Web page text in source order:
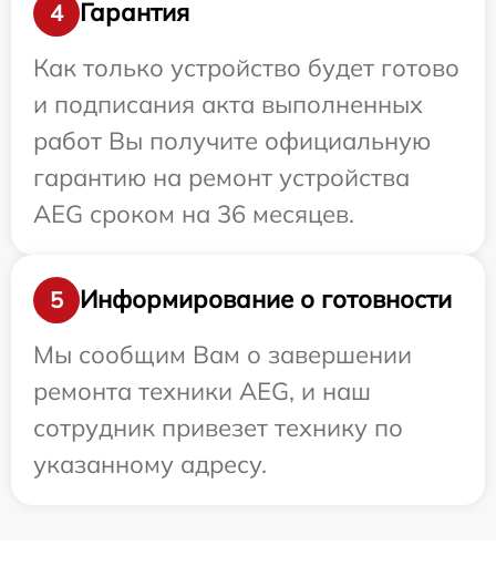
4
Гарантия
Как только устройство будет готово
и подписания акта выполненных
работ Вы получите официальную
гарантию на ремонт устройства
AEG сроком на 36 месяцев.
5
Информирование о готовности
Мы сообщим Вам о завершении
ремонта техники AEG, и наш
сотрудник привезет технику по
указанному адресу.